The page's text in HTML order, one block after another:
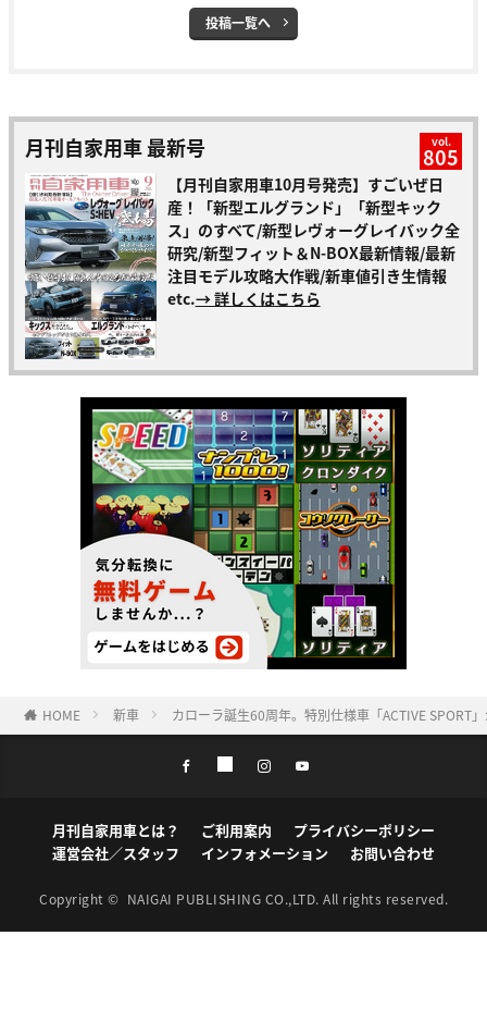
投稿一覧へ
月刊自家用車 最新号 vol.
805
【月刊自家用車10月号発売】すごいぜ日
産！「新型エルグランド」「新型キック
ス」のすべて/新型レヴォーグレイバック全
研究/新型フィット＆N-BOX最新情報/最新
注目モデル攻略大作戦/新車値引き生情報
etc.→ 詳しくはこちら
HOME 新車 カローラ誕生60周年。特別仕様車「ACTIVE SPORT
月刊自家用車とは？ ご利用案内
プライバシーポリシー
運営会社／スタッフ
インフォメーション お問い合わせ
Copyright © NAIGAI PUBLISHING CO.,LTD. All rights reserved.